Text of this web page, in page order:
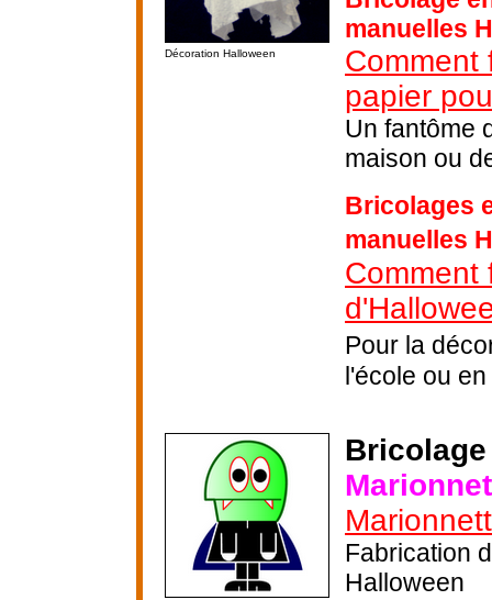
Décoration Halloween
manuelles
Comment
papier
Un fantôme
maison ou
Bricolages
manuelles
Comment
Pour la
l'école ou
Fabrication
Halloween